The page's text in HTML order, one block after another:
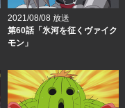
2021/08/08 放送
第60話「氷河を征くヴァイク
モン」